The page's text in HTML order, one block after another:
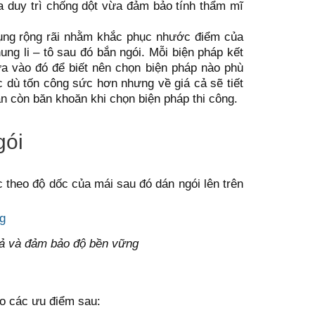
duy trì chống dột vừa đảm bảo tính thẩm mĩ
rộng rãi nhằm khắc phục nhước điểm của
li – tô sau đó bắn ngói. Mỗi biện pháp kết
vào đó để biết nên chọn biện pháp nào phù
dù tốn công sức hơn nhưng về giá cả sẽ tiết
còn băn khoăn khi chọn biện pháp thi công.
độ dốc của mái sau đó dán ngói lên trên
và đảm bảo độ bền vững
các ưu điểm sau: